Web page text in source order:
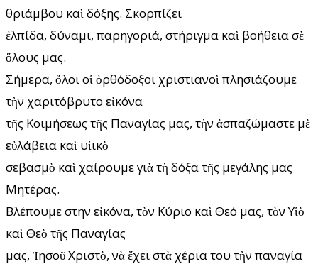
θριάμβου καὶ δόξης. Σκορπίζει
ἐλπίδα, δύναμι, παρηγοριά, στήριγμα καὶ βοήθεια σὲ
ὅλους μας.
Σήμερα, ὅλοι οἱ ὀρθόδοξοι χριστιανοὶ πλησιάζουμε
τὴν χαριτόβρυτο εἰκόνα
τῆς Κοιμήσεως τῆς Παναγίας μας, τὴν ἀσπαζώμαστε μὲ
εὐλάβεια καὶ υἱικὸ
σεβασμὸ καὶ χαίρουμε γιὰ τὴ δόξα τῆς μεγάλης μας
Μητέρας.
Βλέπουμε στην εἰκόνα, τὸν Κύριο καὶ Θεό μας, τὸν Υἱὸ
καὶ Θεὸ τῆς Παναγίας
μας, Ἰησοῦ Χριστὸ, νὰ ἔχει στὰ χέρια του τὴν παναγία